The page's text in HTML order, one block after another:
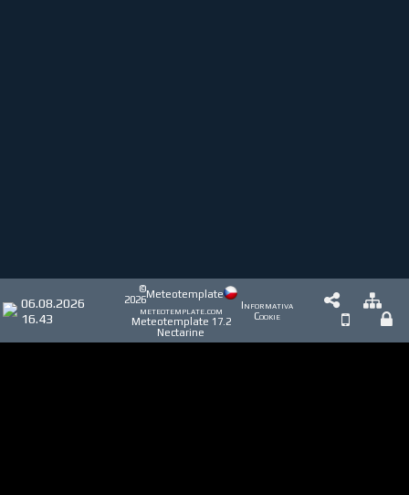
06.08.2026
16.43
©
2026Meteotemplate
meteotemplate.com
Meteotemplate 17.2
Nectarine
Informativa
Cookie